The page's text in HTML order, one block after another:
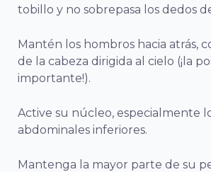
tobillo y no sobrepasa los dedos
Mantén los hombros hacia atrás,
de la cabeza dirigida al cielo (¡la
importante!).
Active su núcleo, especialmente
abdominales inferiores.
Mantenga la mayor parte de su